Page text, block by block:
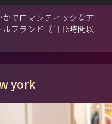
でロマンティックなア
ブランド《1日6時間以
york